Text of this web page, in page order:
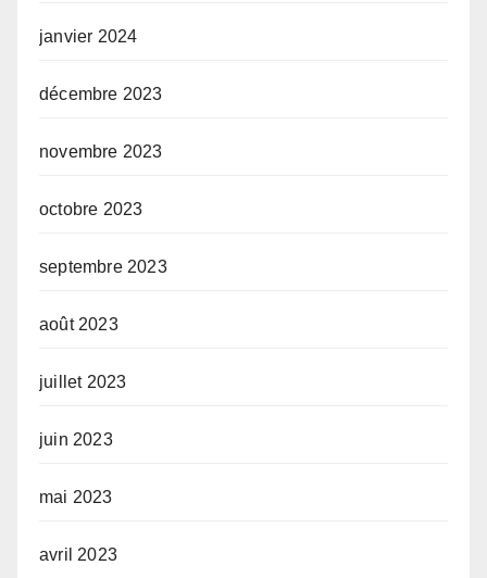
janvier 2024
décembre 2023
novembre 2023
octobre 2023
septembre 2023
août 2023
juillet 2023
juin 2023
mai 2023
avril 2023